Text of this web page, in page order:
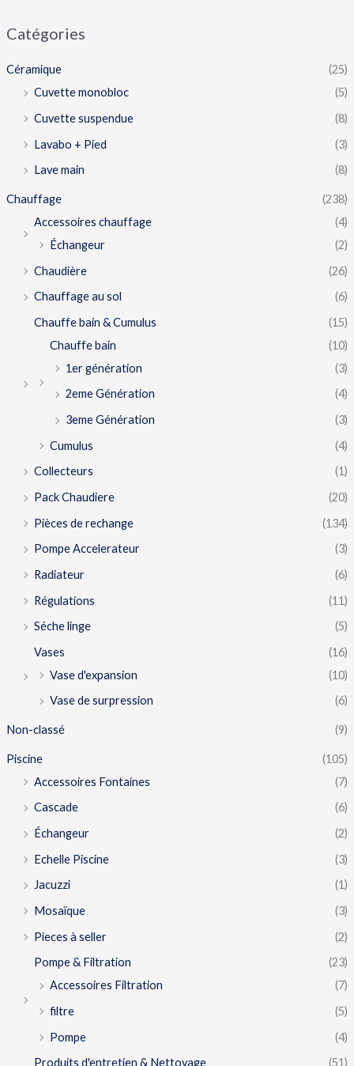
Catégories
Céramique
(25)
Cuvette monobloc
(5)
Cuvette suspendue
(8)
Lavabo + Pied
(3)
Lave main
(8)
Chauffage
(238)
Accessoires chauffage
(4)
Échangeur
(2)
Chaudière
(26)
Chauffage au sol
(6)
Chauffe bain & Cumulus
(15)
Chauffe bain
(10)
1er génération
(3)
2eme Génération
(4)
3eme Génération
(3)
Cumulus
(4)
Collecteurs
(1)
Pack Chaudiere
(20)
Pièces de rechange
(134)
Pompe Accelerateur
(3)
Radiateur
(6)
Régulations
(11)
Séche linge
(5)
Vases
(16)
Vase d'expansion
(10)
Vase de surpression
(6)
Non-classé (9)
Piscine
(105)
Accessoires Fontaines
(7)
Cascade
(6)
Échangeur
(2)
Echelle Piscine
(3)
Jacuzzi
(1)
Mosaïque
(3)
Pieces à seller
(2)
Pompe & Filtration
(23)
Accessoires Filtration
(7)
filtre
(5)
Pompe
(4)
Produits d'entretien & Nettoyage
(51)